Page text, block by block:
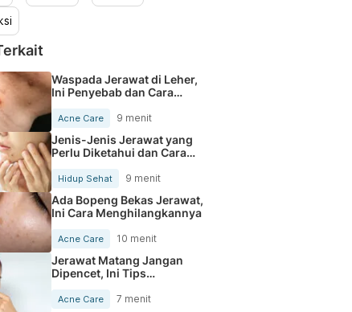
Waspada Jerawat di Leher,
Ini Penyebab dan Cara
Mengobatinya
Acne Care 9 menit
Jenis-Jenis Jerawat yang
Perlu Diketahui dan Cara
Hidup Sehat 9 menit
Ada Bopeng Bekas Jerawat,
Ini Cara Menghilangkannya
Acne Care 10 menit
Jerawat Matang Jangan
Dipencet, Ini Tips
Acne Care 7 menit